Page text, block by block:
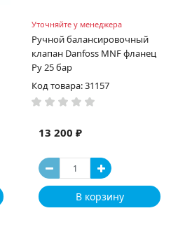
Уточняйте у менеджера
Ручной балансировочный
клапан Danfoss MNF фланец
Ру 25 бар
Код товара: 31157
13 200 ₽
В корзину